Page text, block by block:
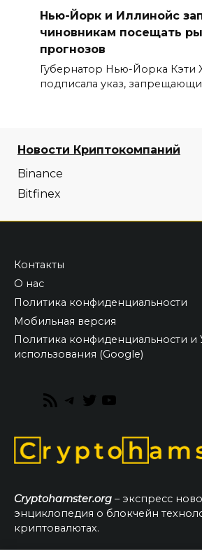
Нью-Йорк и Иллинойс
чиновникам посещать
прогнозов
Губернатор Нью-Йорка Кэти
подписала указ,
Новости Криптокомпаний
Binance
Bitfinex
Контакты
О нас
Политика конфиденциальности
Мобильная версия
Политика конфиденциальности и
использования (Google)
RSS
Telegram
Twitter
Cryptohamster.org – экспресс
энциклопедия о блокчейн
криптовалютах.